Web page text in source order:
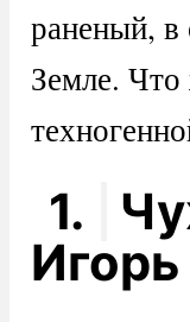
раненый, в
Земле. Что
1.